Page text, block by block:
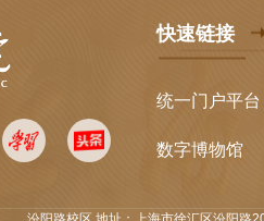
快速链接
统一门户平台
数字博物馆